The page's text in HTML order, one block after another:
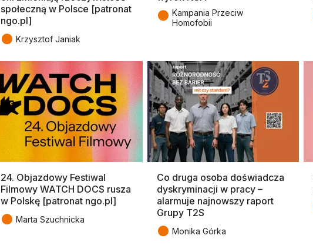
społeczną w Polsce [patronat
ngo.pl]
● Krzysztof Janiak
● Kampania Przeciw
Homofobii
24. Objazdowy Festiwal
Filmowy WATCH DOCS rusza
w Polskę [patronat ngo.pl]
● Marta Szuchnicka
Co druga osoba doświadcza
dyskryminacji w pracy –
alarmuje najnowszy raport
Grupy T2S
● Monika Górka